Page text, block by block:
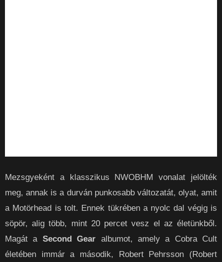
Mezsgyeként a klasszikus NWOBHM vonalat jelölték
meg, annak is a durván punkosabb változatát, olyat, amit
a Motörhead is tolt. Ennek tükrében a nyolc dal végig is
söpör, alig több, mint 20 percet vesz el az életünkből.
Magát a Second Gear albumot, amely a Cobra Cult
életében immár a második, Robert Pehrsson (Robert